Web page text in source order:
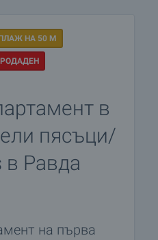
НА 50 М
в
пясъци/
в Равда
на първа